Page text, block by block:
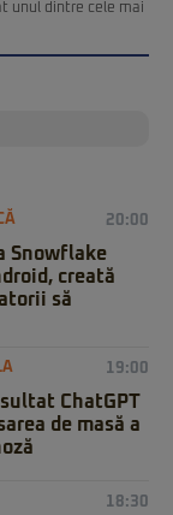
unul dintre cele mai
20:00
Snowflake
creată
să
19:00
ChatGPT
de masă a
18:30